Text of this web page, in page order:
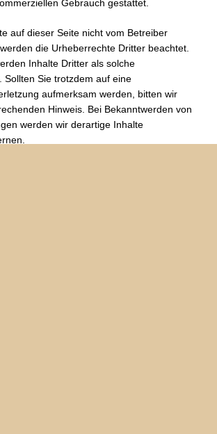
Gebrauch gestattet.
auf dieser Seite nicht vom Betreiber
die Urheberrechte Dritter beachtet.
Inhalte Dritter als solche
Sollten Sie trotzdem auf eine
aufmerksam werden, bitten wir
Hinweis. Bei Bekanntwerden von
werden wir derartige Inhalte